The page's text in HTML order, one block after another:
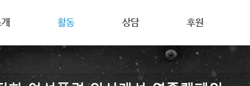
전화는
활동 상담
상담안내
여성주의상담이란
후원
후원안내
회원활동